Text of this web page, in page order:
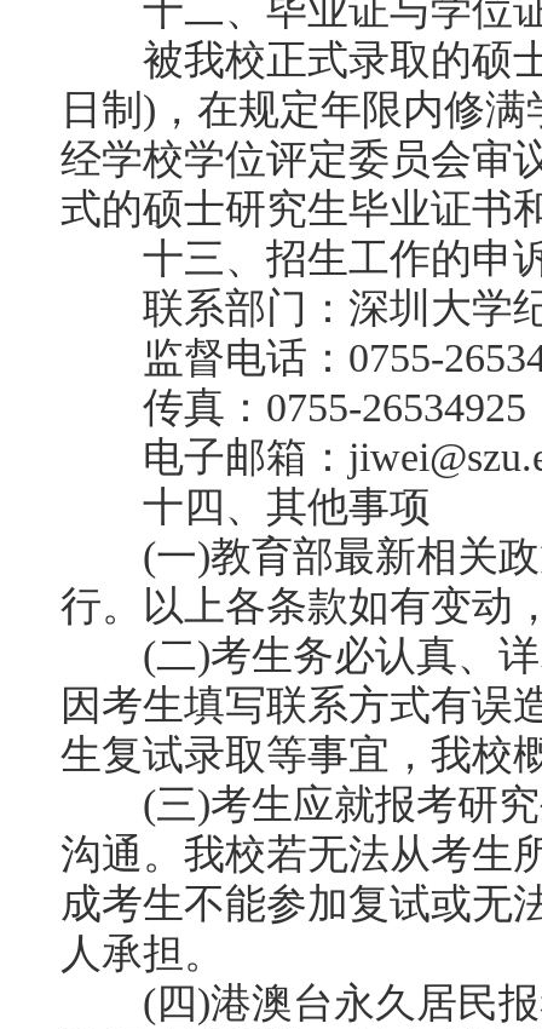
十二、毕业证与学位
被我校正式录取的硕士
日制)，在规定年限内修
经学校学位评定委员会审
式的硕士研究生毕业证书
十三、招生工作的申
联系部门：深圳大学
监督电话：0755-
传真：0755-26534925
电子邮箱：
十四、其他事项
(一)教育部最新相关政
行。以上各条款如有变动
(二)考生务必认真、详
因考生填写联系方式有误
生复试录取等事宜，我校
(三)考生应就报考研究
沟通。我校若无法从考生
成考生不能参加复试或无
人承担。
(四)港澳台永久居民报